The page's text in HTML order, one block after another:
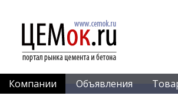
Компании Объявления